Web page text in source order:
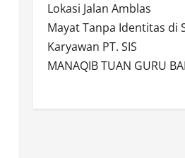
Lokasi Jalan Amblas
Mayat Tanpa Identitas di
Karyawan PT. SIS
MANAQIB TUAN GURU